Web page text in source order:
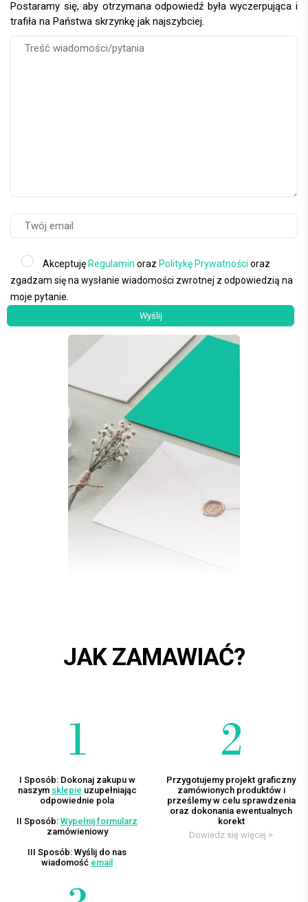
Postaramy się, aby otrzymana odpowiedź była wyczerpująca i
trafiła na Państwa skrzynkę jak najszybciej.
Akceptuję Regulamin oraz Politykę Prywatności oraz
zgadzam się na wysłanie wiadomości zwrotnej z odpowiedzią na
moje pytanie.
JAK ZAMAWIAĆ?
I Sposób: Dokonaj zakupu w
naszym sklepie uzupełniając
odpowiednie pola
II Sposób: Wypełnij formularz
zamówieniowy
III Sposób: Wyślij do nas
wiadomość email
Przygotujemy projekt graficzny
zamówionych produktów i
prześlemy w celu sprawdzenia
oraz dokonania ewentualnych
korekt
Dowiedz się więcej >